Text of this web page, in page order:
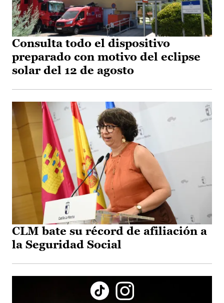
Consulta todo el dispositivo
preparado con motivo del eclipse
solar del 12 de agosto
CLM bate su récord de afiliación a
la Seguridad Social